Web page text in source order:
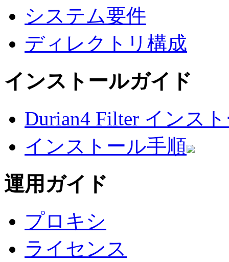
システム要件
ディレクトリ構成
インストールガイド
Durian4 Filter インス
インストール手順
運用ガイド
プロキシ
ライセンス